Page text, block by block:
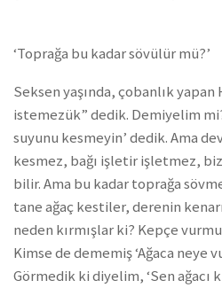
‘Toprağa bu kadar sövülür mü?’
Seksen yaşında, çobanlık yapan
istemezük” dedik. Demiyelim mi?
suyunu kesmeyin’ dedik. Ama
kesmez, bağı işletir işletmez,
bilir. Ama bu kadar toprağa
tane ağaç kestiler, derenin
neden kırmışlar ki? Kepçe
Kimse de dememiş ‘Ağaca neye
Görmedik ki diyelim, ‘Sen ağacı